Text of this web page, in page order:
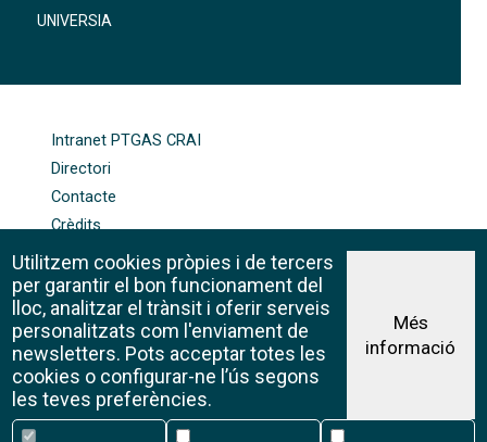
UNIVERSIA
Intranet PTGAS CRAI
Directori
Contacte
Crèdits
Política de galetes
Avís legal
©CRAI Universitat de Barcelona
Creative Commons 4.0
Utilitzem cookies pròpies i de tercers
per garantir el bon funcionament del
lloc, analitzar el trànsit i oferir serveis
personalitzats com l'enviament de
newsletters. Pots acceptar totes les
cookies o configurar-ne l’ús segons
les teves preferències.
Més
informació